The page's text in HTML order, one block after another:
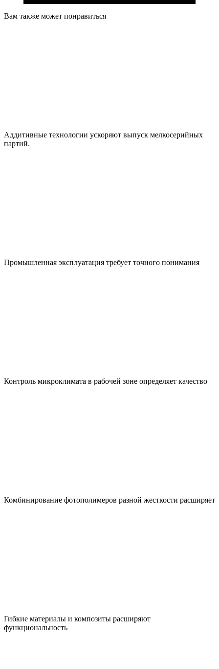
Вам также может понравиться
Аддитивные технологии ускоряют выпуск мелкосерийных
партий.
Промышленная эксплуатация требует точного понимания
Контроль микроклимата в рабочей зоне определяет качество
Комбинирование фотополимеров разной жесткости расширяет
Гибкие материалы и композиты расширяют
функциональность